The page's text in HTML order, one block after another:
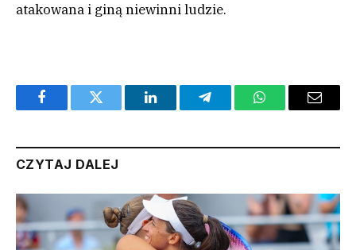
atakowana i giną niewinni ludzie.
FacebookTwitter LinkedInTelegramWhatsAppEmail
CZYTAJ DALEJ